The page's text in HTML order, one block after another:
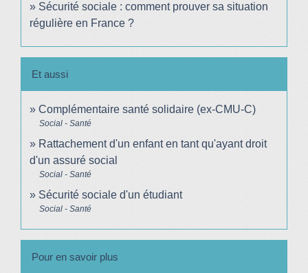
Sécurité sociale : comment prouver sa situation
régulière en France ?
Et aussi
Complémentaire santé solidaire (ex-CMU-C)
Social - Santé
Rattachement d'un enfant en tant qu'ayant droit
d'un assuré social
Social - Santé
Sécurité sociale d'un étudiant
Social - Santé
Pour en savoir plus